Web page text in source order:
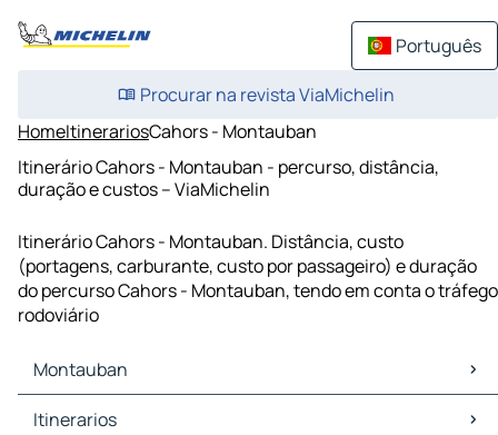
Português
Procurar na revista ViaMichelin
HomeItinerariosCahors - Montauban
Itinerário Cahors - Montauban - percurso, distância,
duração e custos – ViaMichelin
Itinerário Cahors - Montauban. Distância, custo
(portagens, carburante, custo por passageiro) e duração
do percurso Cahors - Montauban, tendo em conta o tráfego
rodoviário
Montauban
Montauban Mapas Plantas
Itinerarios